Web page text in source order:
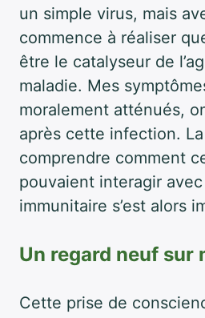
un simple virus, mais
commence à réaliser
être le catalyseur de
maladie. Mes
moralement atténués,
après cette infection.
comprendre comment
pouvaient interagir
immunitaire s’est alors
Un regard neuf sur
Cette prise de